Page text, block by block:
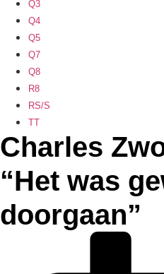
Q3
Q4
Q5
Q7
Q8
R8
RS/S
TT
Charles
“Het was
doorgaan”